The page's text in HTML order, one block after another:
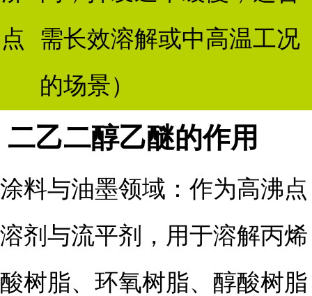
点
需长效溶解或中高温工况
的场景）
二乙二醇乙醚的作用
涂料与油墨领域：作为高沸点
溶剂与流平剂，用于溶解丙烯
酸树脂、环氧树脂、醇酸树脂